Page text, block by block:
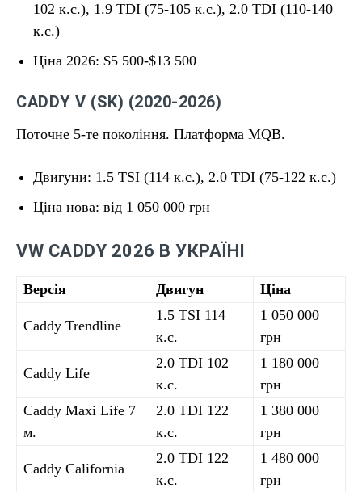
102 к.с.), 1.9 TDI (75-105 к.с.), 2.0 TDI (110-140
к.с.)
Ціна 2026: $5 500-$13 500
CADDY V (SK) (2020-2026)
Поточне 5-те покоління. Платформа MQB.
Двигуни: 1.5 TSI (114 к.с.), 2.0 TDI (75-122 к.с.)
Ціна нова: від 1 050 000 грн
VW CADDY 2026 В УКРАЇНІ
Версія Двигун Ціна
Caddy Trendline
1.5 TSI 114
к.с.
1 050 000
грн
Caddy Life
2.0 TDI 102
к.с.
1 180 000
грн
Caddy Maxi Life 7
м.
2.0 TDI 122
к.с.
1 380 000
грн
Caddy California
2.0 TDI 122
к.с.
1 480 000
грн